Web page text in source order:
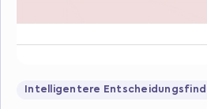
Intelligentere